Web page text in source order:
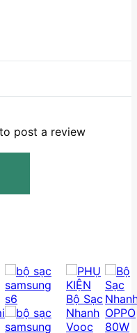
post a review